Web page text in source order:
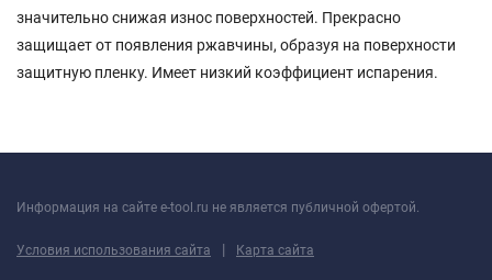
значительно снижая износ поверхностей. Прекрасно
защищает от появления ржавчины, образуя на поверхности
защитную пленку. Имеет низкий коэффициент испарения.
Информация на сайте e-tool.ru не является публичной офертой.
Условия использования сайта | Карта сайта